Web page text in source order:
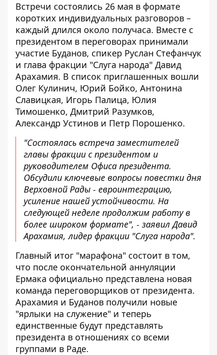
Встречи состоялись 26 мая в формате
коротких индивидуальных разговоров –
каждый длился около получаса. Вместе с
президентом в переговорах принимали
участие Буданов, спикер Руслан Стефанчук
и глава фракции "Слуга народа" Давид
Арахамия. В список приглашенных вошли
Олег Кулинич, Юрий Бойко, Антонина
Славицкая, Игорь Палица, Юлия
Тимошенко, Дмитрий Разумков,
Александр Устинов и Петр Порошенко.
"Состоялась встреча заместителей
главы фракции с президентом и
руководителем Офиса президента.
Обсудили ключевые вопросы повестки дня
Верховной Рады - евроинтеграцию,
усиление нашей устойчивости. На
следующей неделе продолжим работу в
более широком формате", - заявил Давид
Арахамия, лидер фракции "Слуга народа".
Главный итог "марафона" состоит в том,
что после окончательной аннуляции
Ермака официально представлена ​​новая
команда переговорщиков от президента.
Арахамия и Буданов получили новые
"ярлыки на служение" и теперь
единственные будут представлять
президента в отношениях со всеми
группами в Раде.